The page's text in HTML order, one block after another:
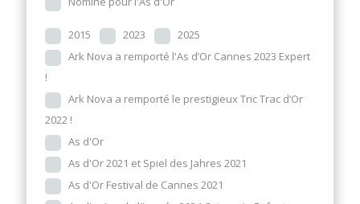
2015 2023
2025
Ark Nova a remporté l'As d’Or Cannes 2023 Expert
!
Ark Nova a remporté le prestigieux Tric Trac d’Or
2022 !
As d'Or
As d'Or 2021 et Spiel des Jahres 2021
As d'Or Festival de Cannes 2021